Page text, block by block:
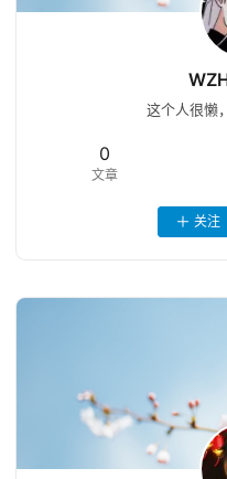
这个人很懒
0
文章
关注